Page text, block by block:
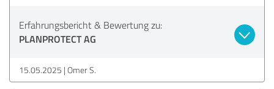
Erfahrungsbericht & Bewertung zu:
PLANPROTECT AG
15.05.2025 Omer S.